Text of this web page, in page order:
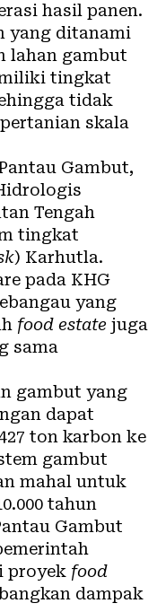
hasil panen.
yang ditanami
lahan gambut
tingkat
tidak
skala
Gambut,
Tengah
tingkat
) Karhutla.
pada KHG
yang
food estate juga
sama
gambut yang
dapat
ton karbon ke
gambut
mahal untuk
tahun
Gambut
proyek food
dampak